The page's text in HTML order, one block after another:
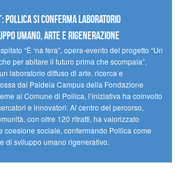
POLLICA SI CONFERMA LABORATORIO
UMANO, ARTE E RIGENERAZIONE
“È ‘na fera”, opera-evento del progetto “Un
per abitare il futuro prima che scompaia”,
laboratorio diffuso di arte, ricerca e
dal Paideia Campus della Fondazione
al Comune di Pollica, l’iniziativa ha coinvolto
e innovatori. Al centro del percorso,
con oltre 120 ritratti, ha valorizzato
coesione sociale, confermando Pollica come
di sviluppo umano rigenerativo.